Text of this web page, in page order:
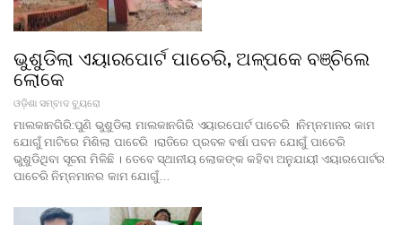
ଭୁଶୁଡିଲା ଏୟାରପୋର୍ଟ ପାଚେରି, ଅଳ୍ପକେ ବଞ୍ଚିଲେ
ଲୋକେ
ଓଡ଼ିଶା ସମ୍ବାଦ ବ୍ୟୁରୋ
ମାଲକାନଗିରି:ପୁଣି ଭୁଶୁଡିଲା ମାଲକାନଗିରି ଏୟାରପୋର୍ଟ ପାଚେରି ।ନିମ୍ନମାନର କାମ
ଯୋଗୁଁ ମାଟିରେ ମିଶିଲା ପାଚେରି ।ରାତିରେ ପ୍ରବଳ ବର୍ଷା ପବନ ଯୋଗୁଁ ପାଚେରି
ଭୁଶୁଡିଥିବା ସୂଚନା ମିଳିଛି । ତେବେ ସ୍ଥାନୀୟ ଲୋକଙ୍କ କହିବା ଅନୁଯାୟୀ ଏୟାରପୋର୍ଟର
ପାଚେରି ନିମ୍ନମାନର କାମ ଯୋଗୁଁ…